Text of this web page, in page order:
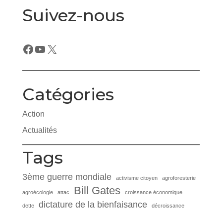
Suivez-nous
Facebook
YouTube
X
Catégories
Action
Actualités
Tags
3ème guerre mondiale activisme citoyen agroforesterie
agroécologie attac Bill Gates croissance économique
dette dictature de la bienfaisance décroissance